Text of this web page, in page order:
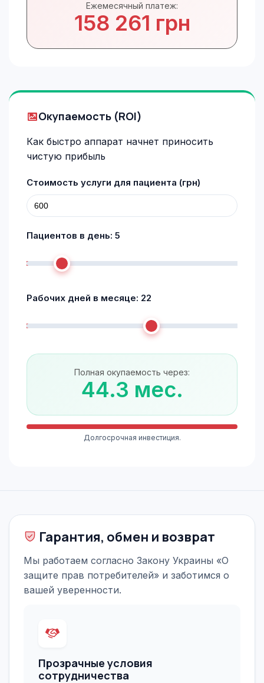
Ежемесячный платеж:
158 261 грн
Окупаемость (ROI)
Как быстро аппарат начнет приносить
чистую прибыль
Стоимость услуги для пациента (грн)
Пациентов в день: 5
Рабочих дней в месяце: 22
Полная окупаемость через:
44.3 мес.
Долгосрочная инвестиция.
Гарантия, обмен и возврат
Мы работаем согласно Закону Украины «О
защите прав потребителей» и заботимся о
вашей уверенности.
Прозрачные условия
сотрудничества